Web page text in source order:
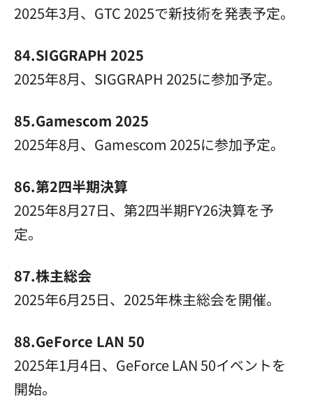
2025年3月、GTC 2025で新技術を発表予定。
84.SIGGRAPH 2025
2025年8月、SIGGRAPH 2025に参加予定。
85.Gamescom 2025
2025年8月、Gamescom 2025に参加予定。
86.第2四半期決算
2025年8月27日、第2四半期FY26決算を予
定。
87.株主総会
2025年6月25日、2025年株主総会を開催。
88.GeForce LAN 50
2025年1月4日、GeForce LAN 50イベントを
開始。